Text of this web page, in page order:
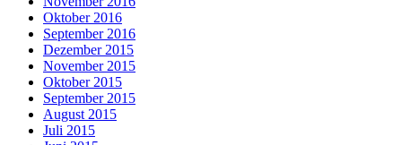
Oktober 2016
September 2016
Dezember 2015
November 2015
Oktober 2015
September 2015
August 2015
Juli 2015